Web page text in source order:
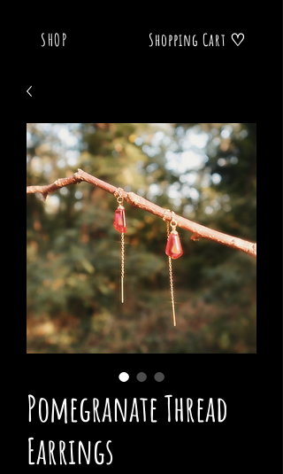
SHOP Shopping Cart ♡
Pomegranate Thread
Earrings